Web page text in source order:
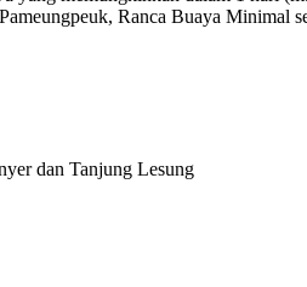
Ranca Buaya Minimal
dan Tanjung Lesung